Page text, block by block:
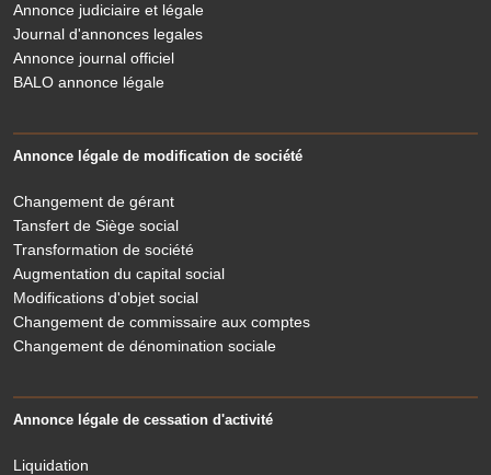
Annonce judiciaire et légale
Journal d'annonces legales
Annonce journal officiel
BALO annonce légale
Annonce légale de modification de société
Changement de gérant
Tansfert de Siège social
Transformation de société
Augmentation du capital social
Modifications d'objet social
Changement de commissaire aux comptes
Changement de dénomination sociale
Annonce légale de cessation d'activité
Liquidation